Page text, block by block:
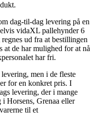
dag-til-dag levering på en
vidaXL pallehynder 6
ud fra at bestillingen
at de har mulighed for at nå
har fri.
men i de fleste
for en konkret pris. I
levering, der i mange
Horsens, Grenaa eller
til et